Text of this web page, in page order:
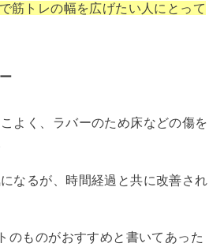
筋トレの幅を広げたい人にとって
よく、ラバーのため床などの傷を
なるが、時間経過と共に改善され
のものがおすすめと書いてあった